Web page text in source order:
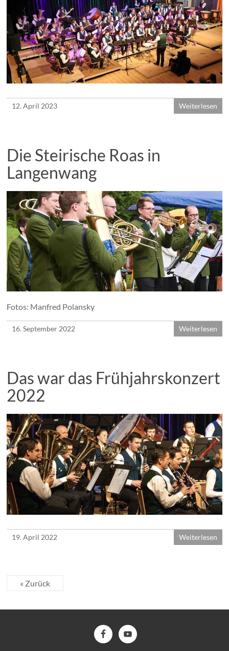
12. April 2023 Weiterlesen
Die Steirische Roas in
Langenwang
Fotos: Manfred Polansky
16. September 2022 Weiterlesen
Das war das Frühjahrskonzert
2022
19. April 2022 Weiterlesen
« Zurück